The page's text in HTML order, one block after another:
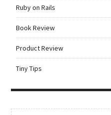
Ruby on Rails
Book Review
Product Review
Tiny Tips